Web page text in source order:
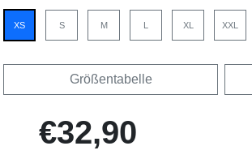
XS S M XL XXL
Größentabelle
€32,90